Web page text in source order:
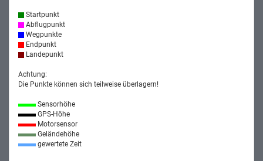
Startpunkt
Abflugpunkt
Wegpunkte
Endpunkt
Landepunkt
Achtung:
Die Punkte können sich teilweise überlagern!
Sensorhöhe
GPS-Höhe
Motorsensor
Geländehöhe
gewertete Zeit